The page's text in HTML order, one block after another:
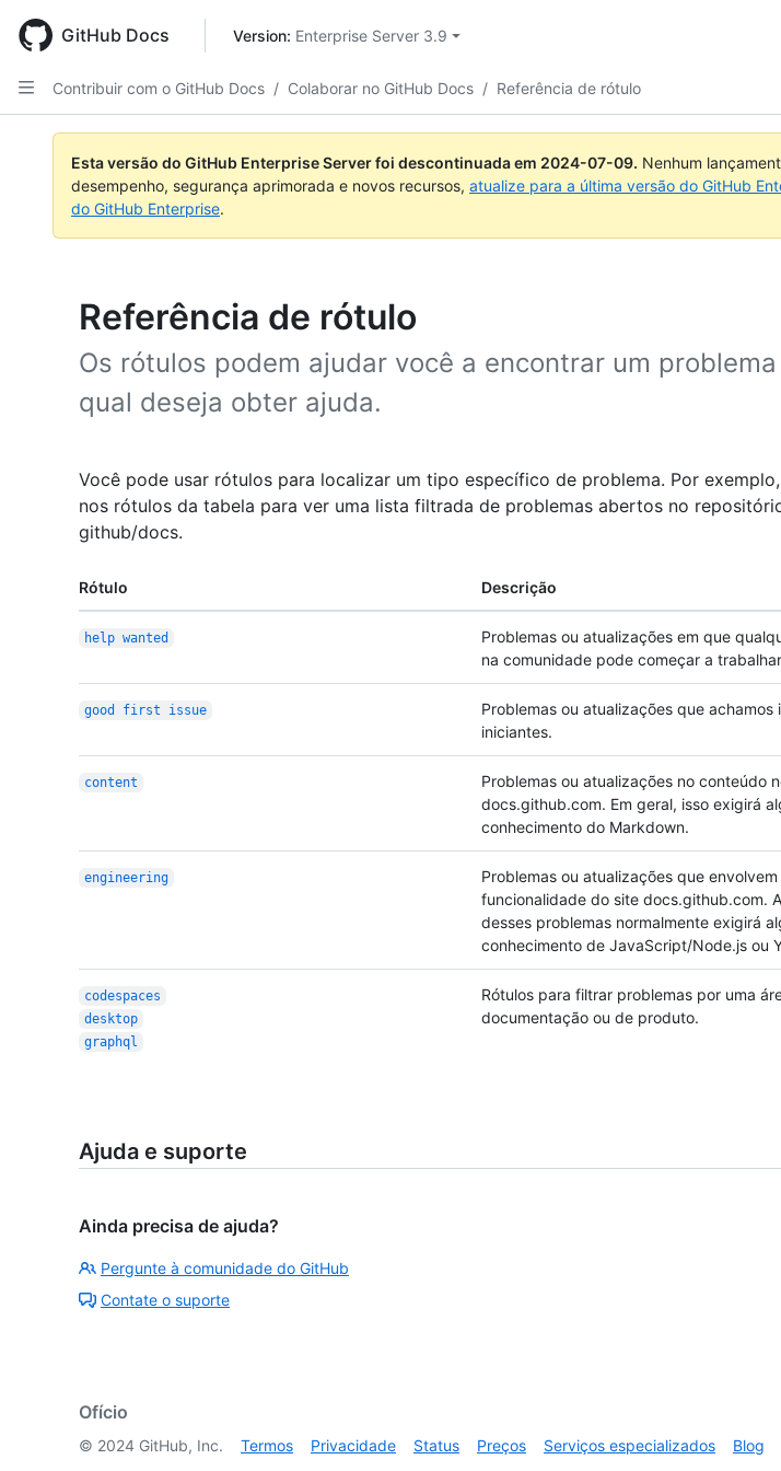
main
content
GitHub Docs Version: Enterprise Server 3.9
Contribuir com o GitHub Docs / Colaborar no GitHub Docs / Referência de rótulo
Esta versão do GitHub Enterprise Server foi descontinuada em 2024-07-09. Nenhum
desempenho, segurança aprimorada e novos recursos, atualize para a última versão do GitHub
do GitHub Enterprise.
Referência de rótulo
Os rótulos podem ajudar você a encontrar um
qual deseja obter ajuda.
Você pode usar rótulos para localizar um tipo específico de problema. Por
nos rótulos da tabela para ver uma lista filtrada de problemas abertos no
github/docs.
Rótulo Descrição
help wanted
Problemas ou atualizações em que
na comunidade pode começar a
good first issue
Problemas ou atualizações que achamos
iniciantes.
content
Problemas ou atualizações no conteúdo
docs.github.com. Em geral, isso exigirá
conhecimento do Markdown.
engineering
Problemas ou atualizações que envolvem
funcionalidade do site docs.github.com.
desses problemas normalmente exigirá
conhecimento de JavaScript/Node.js ou
codespaces
desktop
graphql
Rótulos para filtrar problemas por uma
documentação ou de produto.
Ajuda e suporte
Ainda precisa de ajuda?
Pergunte à comunidade do GitHub
Contate o suporte
Ofício
© 2024 GitHub, Inc. Termos Privacidade Status Preços Serviços especializados Blog